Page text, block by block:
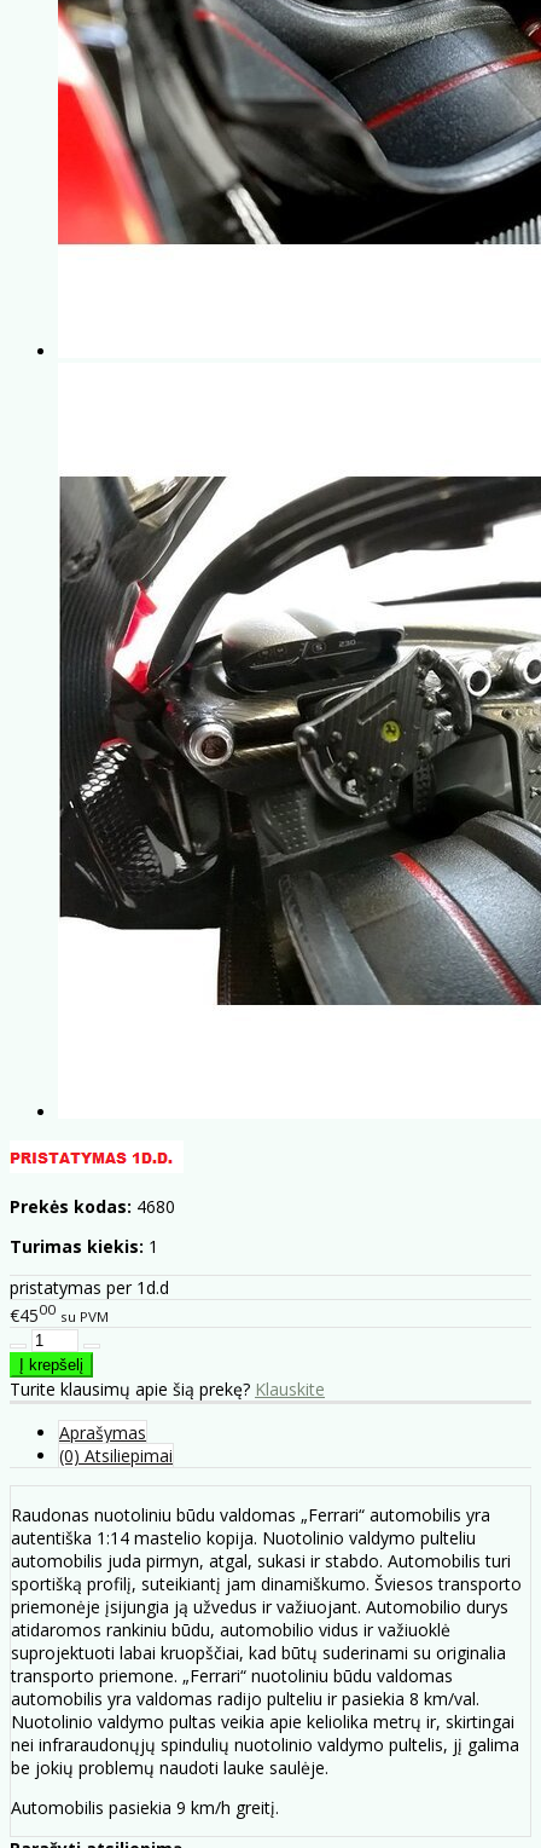
Prekės kodas: 4680
Turimas kiekis: 1
pristatymas per 1d.d
€4500 su PVM
Turite klausimų apie šią prekę? Klauskite
Aprašymas
(0) Atsiliepimai
Raudonas nuotoliniu būdu valdomas „Ferrari“ automobilis yra
autentiška 1:14 mastelio kopija. Nuotolinio valdymo pulteliu
automobilis juda pirmyn, atgal, sukasi ir stabdo. Automobilis turi
sportišką profilį, suteikiantį jam dinamiškumo. Šviesos transporto
priemonėje įsijungia ją užvedus ir važiuojant. Automobilio durys
atidaromos rankiniu būdu, automobilio vidus ir važiuoklė
suprojektuoti labai kruopščiai, kad būtų suderinami su originalia
transporto priemone. „Ferrari“ nuotoliniu būdu valdomas
automobilis yra valdomas radijo pulteliu ir pasiekia 8 km/val.
Nuotolinio valdymo pultas veikia apie keliolika metrų ir, skirtingai
nei infraraudonųjų spindulių nuotolinio valdymo pultelis, jį galima
be jokių problemų naudoti lauke saulėje.
Automobilis pasiekia 9 km/h greitį.